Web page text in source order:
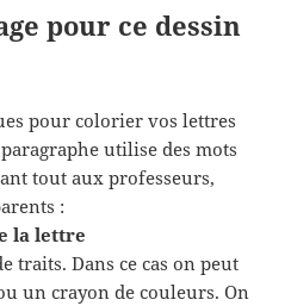
pour ce dessin
pour colorier vos lettres
utilise des mots
tout aux professeurs,
:
la lettre
traits. Dans ce cas on peut
un crayon de couleurs. On